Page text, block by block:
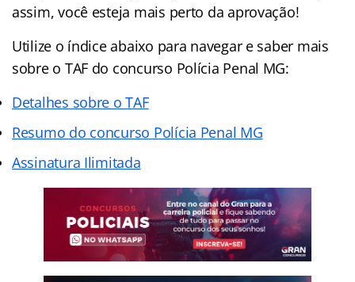
assim, você esteja mais perto da aprovação!
Utilize o índice abaixo para navegar e saber mais
sobre o TAF do concurso Polícia Penal MG:
Detalhes sobre o TAF
Resumo do concurso Polícia Penal MG
Assinatura Ilimitada